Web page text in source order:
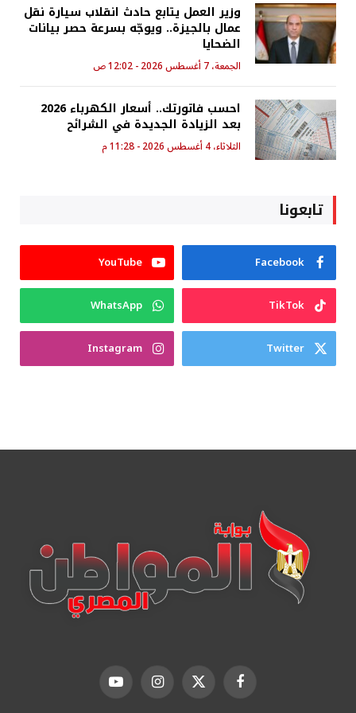
وزير العمل يتابع حادث انقلاب سيارة نقل
عمال بالجيزة.. ويوجّه بسرعة حصر بيانات
الضحايا
الجمعة، 7 أغسطس 2026 - 12:02 ص
احسب فاتورتك.. أسعار الكهرباء 2026
بعد الزيادة الجديدة في الشرائح
الثلاثاء، 4 أغسطس 2026 - 11:28 م
تابعونا
Facebook
YouTube
TikTok
WhatsApp
Twitter
Instagram
فيسبوك X الانستغراميوتيوب